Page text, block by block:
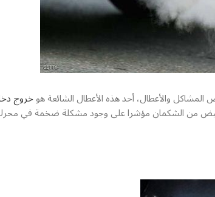
والأعطال، أحد هذه الأعطال الشائعة هوخروج
من الشكمان مؤشرا على وجود مشكلة ضخمة في